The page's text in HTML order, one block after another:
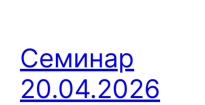
Семинар
20.04.2026